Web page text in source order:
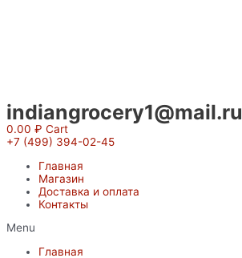
indiangrocery1@mail.ru
0.00 ₽ Cart
+7 (499) 394-02-45
Главная
Магазин
Доставка и оплата
Контакты
Menu
Главная